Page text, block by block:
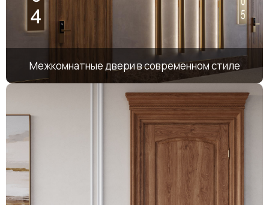
Межкомнатные двери в современном стиле